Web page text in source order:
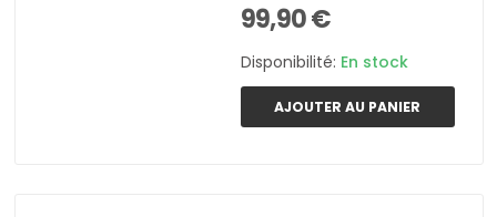
99,90 €
Disponibilité: En stock
AJOUTER AU PANIER